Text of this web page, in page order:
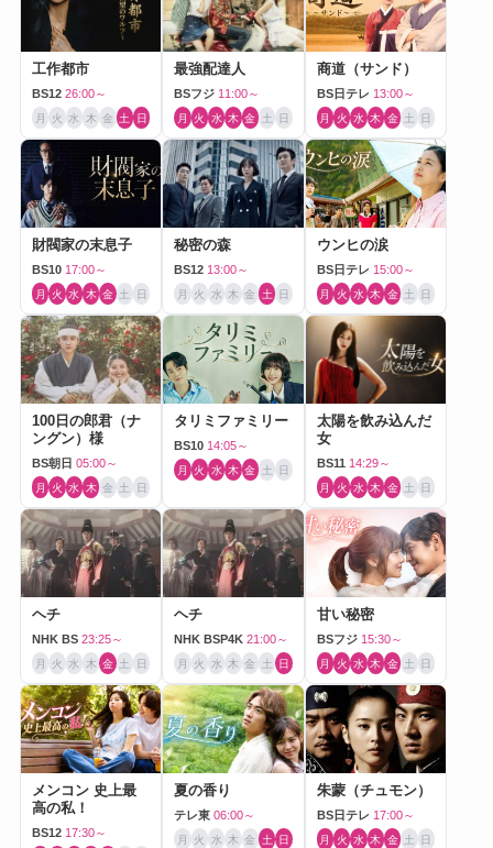
工作都市
BS12 26:00～
月 火 水 木 金 土 日
最強配達人
BSフジ 11:00～
月 火 水 木 金 土 日
商道（サンド）
BS日テレ 13:00～
月 火 水 木 金 土 日
財閥家の末息子
BS10 17:00～
月 火 水 木 金 土 日
秘密の森
BS12 13:00～
月 火 水 木 金 土 日
ウンヒの涙
BS日テレ 15:00～
月 火 水 木 金 土 日
100日の郎君（ナ
ングン）様
BS朝日 05:00～
月 火 水 木 金 土 日
タリミファミリー
BS10 14:05～
月 火 水 木 金 土 日
太陽を飲み込んだ
女
BS11 14:29～
月 火 水 木 金 土 日
ヘチ
NHK BS 23:25～
月 火 水 木 金 土 日
ヘチ
NHK BSP4K 21:00～
月 火 水 木 金 土 日
甘い秘密
BSフジ 15:30～
月 火 水 木 金 土 日
メンコン 史上最
高の私！
BS12 17:30～
夏の香り
テレ東 06:00～
月 火 水 木 金 土 日
朱蒙（チュモン）
BS日テレ 17:00～
月 火 水 木 金 土 日